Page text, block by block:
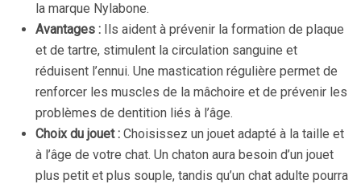
la marque Nylabone.
Avantages :
Ils aident à prévenir la formation de plaque
et de tartre, stimulent la circulation sanguine et
réduisent l’ennui. Une mastication régulière permet de
renforcer les muscles de la mâchoire et de prévenir les
problèmes de dentition liés à l’âge.
Choix du jouet : Choisissez un jouet adapté à la taille et
à l’âge de votre chat. Un chaton aura besoin d’un jouet
plus petit et plus souple, tandis qu’un chat adulte pourra